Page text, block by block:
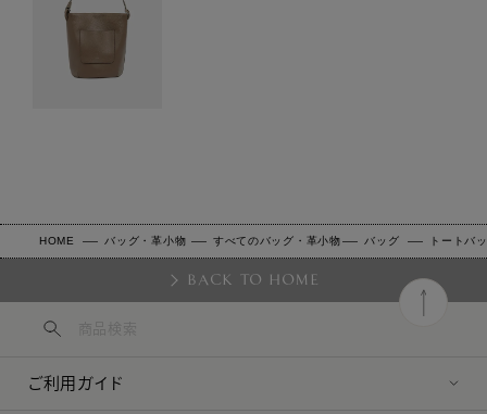
HOME バッグ・革小物 すべてのバッグ・革小物 バッグ トートバ
BACK TO HOME
ご利用ガイド